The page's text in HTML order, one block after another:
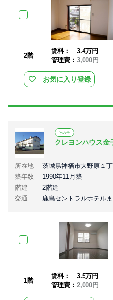
2階
賃料：
3.4万円
管理費： 3,000円
お気に入り登録
その他
クレヨンハウス金
所在地
茨城県神栖市大野原１丁
築年数
1990年11月築
階建
2階建
交通
鹿島セントラルホテル
1階
賃料：
3.5万円
管理費： 2,000円